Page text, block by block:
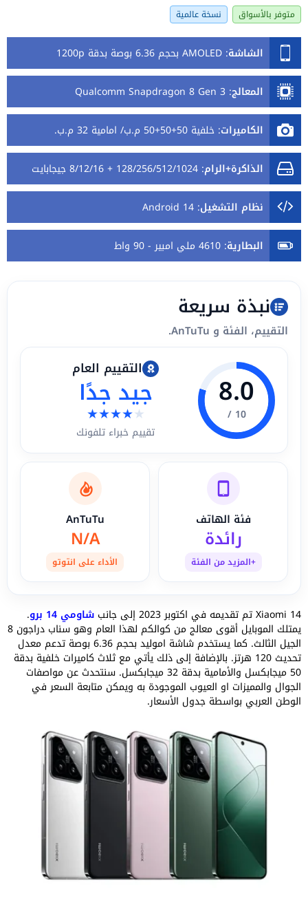
متوفر بالأسواق نسخة عالمية
الشاشة: AMOLED بحجم 6.36 بوصة بدقة 1200p
المعالج:
Qualcomm Snapdragon 8 Gen 3
الكاميرات: خلفية 50+50+50 م.ب/ امامية 32 م.ب.
الذاكرة+الرام: 128/256/512/1024 + 8/12/16 جيجابايت
نظام التشغيل:
Android 14
البطارية: 4610 ملي امبير - 90 واط
نبذة سريعة
التقييم، الفئة و AnTuTu.
8.0
10 /
التقييم العام
جيد جدًا
★★★★★
تقييم خبراء تلفونك
فئة الهاتف
رائدة
+المزيد من الفئة
AnTuTu
N/A
الأداء على انتوتو
Xiaomi 14 تم تقديمه في اكتوبر 2023 إلى جانب شاومي 14 برو .
يمتلك الموبايل أقوى معالج من كوالكم لهذا العام وهو سناب دراجون 8
الجيل الثالث. كما يستخدم شاشة اموليد بحجم 6.36 بوصة تدعم معدل
تحديث 120 هرتز. بالإضافة إلى ذلك يأتي مع ثلاث كاميرات خلفية بدقة
50 ميجابكسل والأمامية بدقة 32 ميجابكسل. سنتحدث عن مواصفات
الجوال والمميزات او العيوب الموجودة به ويمكن متابعة السعر في
الوطن العربي بواسطة جدول الأسعار.